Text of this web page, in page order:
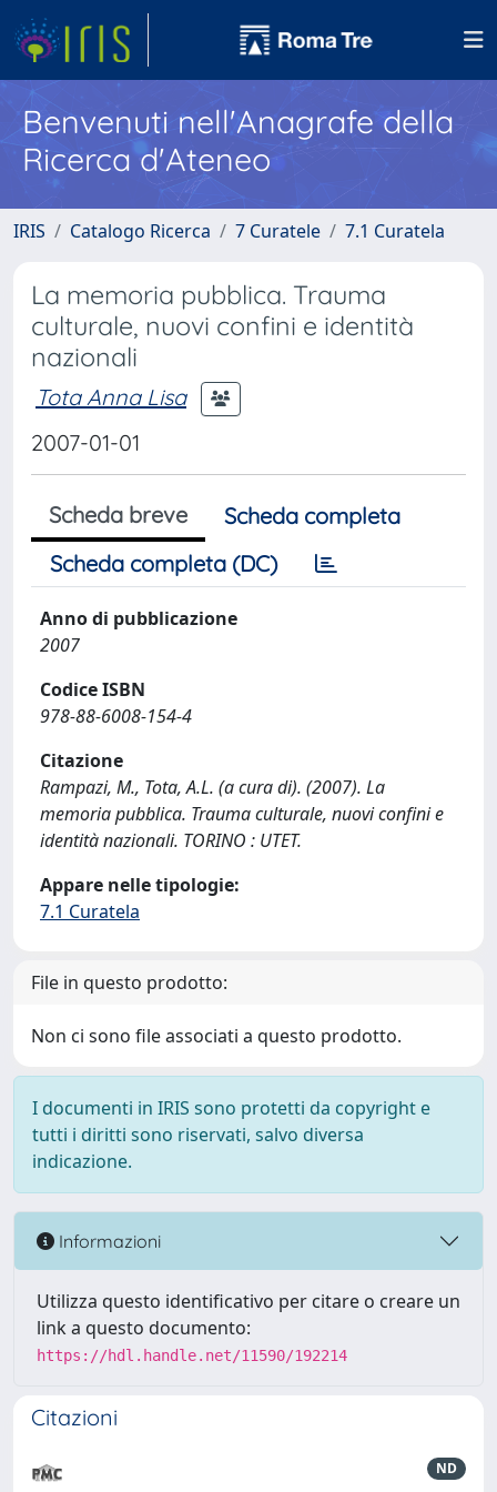
Benvenuti nell'Anagrafe della
Ricerca d'Ateneo
IRIS Catalogo Ricerca 7 Curatele 7.1 Curatela
La memoria pubblica. Trauma
culturale, nuovi confini e identità
nazionali
Tota Anna Lisa
2007-01-01
Scheda breve
Scheda completa
Scheda completa (DC)
Anno di pubblicazione
2007
Codice ISBN
978-88-6008-154-4
Citazione
Rampazi, M., Tota, A.L. (a cura di). (2007). La
memoria pubblica. Trauma culturale, nuovi confini e
identità nazionali. TORINO : UTET.
Appare nelle tipologie:
7.1 Curatela
File in questo prodotto:
Non ci sono file associati a questo prodotto.
I documenti in IRIS sono protetti da copyright e
tutti i diritti sono riservati, salvo diversa
indicazione.
Informazioni
Utilizza questo identificativo per citare o creare un
link a questo documento:
https://hdl.handle.net/11590/192214
Citazioni
ND